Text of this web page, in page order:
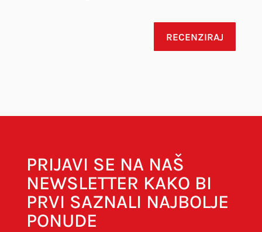
RECENZIRAJ
PRIJAVI SE NA NAŠ
NEWSLETTER KAKO BI
PRVI SAZNALI NAJBOLJE
PONUDE